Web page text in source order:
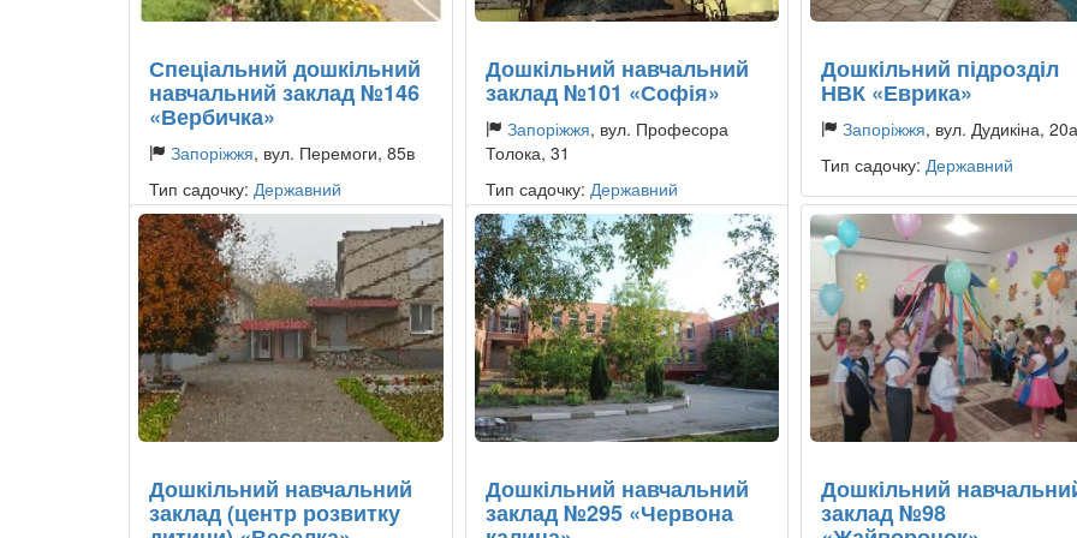
Спеціальний дошкільний
навчальний заклад №146
«Вербичка»
Запоріжжя, вул. Перемоги, 85в
Тип садочку: Державний
Дошкільний навчальний
заклад №101 «Софія»
Запоріжжя, вул. Професора
Толока, 31
Тип садочку: Державний
Дошкільний підрозділ
НВК «Еврика»
Запоріжжя, вул. Дудикіна,
Тип садочку:Державний
Дошкільний навчальний
заклад (центр розвитку
Дошкільний навчальний
заклад №295 «Червона
Дошкільний
заклад №98